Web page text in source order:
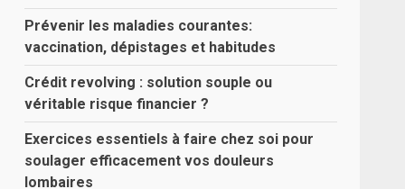
Prévenir les maladies courantes:
vaccination, dépistages et habitudes
Crédit revolving : solution souple ou
véritable risque financier ?
Exercices essentiels à faire chez soi pour
soulager efficacement vos douleurs
lombaires